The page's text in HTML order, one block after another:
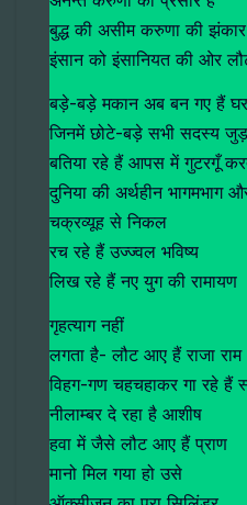
बुद्ध की असीम करुणा की
इंसान को इंसानियत की ओर
बड़े-बड़े मकान अब बन गए हैं घर
जिनमें छोटे-बड़े सभी सदस्य
बतिया रहे हैं आपस में गुटरगूँ
दुनिया की अर्थहीन
चक्रव्यूह से निकल
रच रहे हैं उज्ज्वल भविष्य
लिख रहे हैं नए युग की रामायण
गृहत्याग नहीं
लगता है- लौट आए हैं राजा राम
विहग-गण चहचहाकर गा रहे हैं
नीलाम्बर दे रहा है आशीष
हवा में जैसे लौट आए हैं प्राण
मानो मिल गया हो उसे